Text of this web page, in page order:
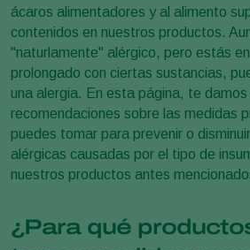
ácaros alimentadores y al alimento
contenidos en nuestros productos.
"naturlamente" alérgico, pero estás
prolongado con ciertas sustancias,
una alergia. En esta página, te damos
recomendaciones sobre las medidas
puedes tomar para prevenir o
alérgicas causadas por el tipo de
nuestros productos antes
¿Para qué